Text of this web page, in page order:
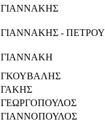
ΓΙΑΝΝΑΚΗΣ
ΓΙΑΝΝΑΚΗΣ - ΠΕΤΡΟΥ
ΓΙΑΝΝΑΚΗ
ΓΚΟΥΒΑΛΗΣ
ΓΑΚΗΣ
ΓΕΩΡΓΟΠΟΥΛΟΣ
ΓΙΑΝΝΟΠΟΥΛΟΣ